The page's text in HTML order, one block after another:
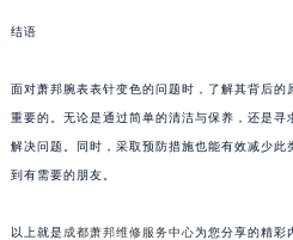
结语
面对萧邦腕表表针变色的问题时，了解其背后
重要的。无论是通过简单的清洁与保养，还是
解决问题。同时，采取预防措施也能有效减少
到有需要的朋友。
以上就是 成都萧邦维修服务中心为您分享的精彩